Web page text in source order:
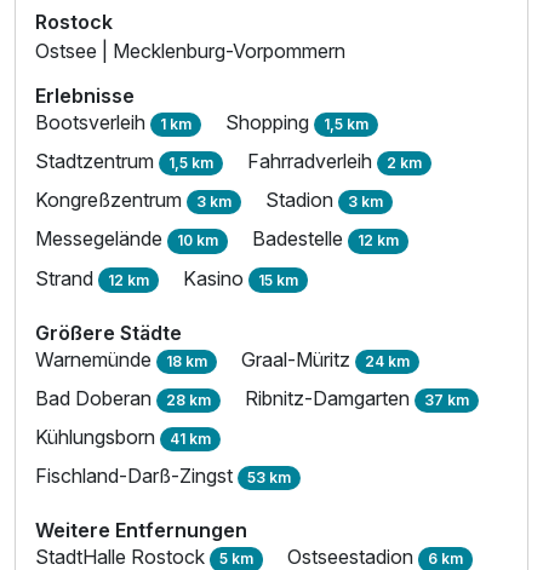
Rostock
Ostsee | Mecklenburg-Vorpommern
Erlebnisse
Bootsverleih 1 km Shopping 1,5 km
Stadtzentrum 1,5 km Fahrradverleih 2 km
Kongreßzentrum 3 km Stadion 3 km
Messegelände 10 km Badestelle 12 km
Strand 12 km Kasino 15 km
Größere Städte
Warnemünde 18 km Graal-Müritz 24 km
Bad Doberan 28 km Ribnitz-Damgarten 37 km
Kühlungsborn 41 km
Fischland-Darß-Zingst 53 km
Weitere Entfernungen
StadtHalle Rostock 5 km Ostseestadion 6 km